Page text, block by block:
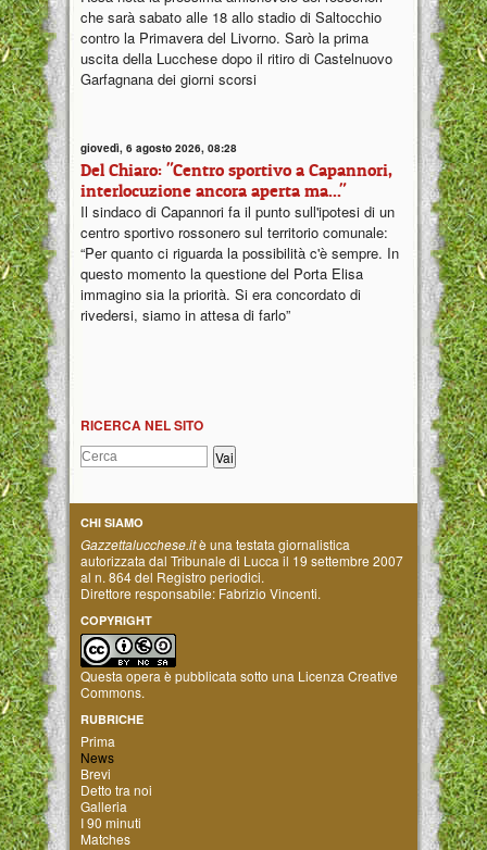
che sarà sabato alle 18 allo stadio di Saltocchio
contro la Primavera del Livorno. Sarò la prima
uscita della Lucchese dopo il ritiro di Castelnuovo
Garfagnana dei giorni scorsi
giovedì, 6 agosto 2026, 08:28
Del Chiaro: "Centro sportivo a Capannori,
interlocuzione ancora aperta ma..."
Il sindaco di Capannori fa il punto sull'ipotesi di un
centro sportivo rossonero sul territorio comunale:
“Per quanto ci riguarda la possibilità c'è sempre. In
questo momento la questione del Porta Elisa
immagino sia la priorità. Si era concordato di
rivedersi, siamo in attesa di farlo”
RICERCA NEL SITO
CHI SIAMO
Gazzettalucchese.itè una testata giornalistica
autorizzata dal Tribunale di Lucca il 19 settembre 2007
al n. 864 del Registro periodici.
Direttore responsabile: Fabrizio Vincenti.
COPYRIGHT
Questa opera è pubblicata sotto una Licenza Creative
Commons.
RUBRICHE
Prima
News
Brevi
Detto tra noi
Galleria
I 90 minuti
Matches